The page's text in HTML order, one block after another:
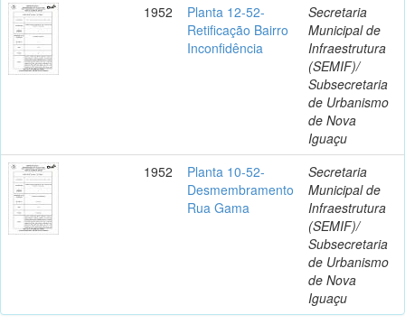
1952
Planta 12-52-
Retificação Bairro
Inconfidência
Secretaria
Municipal de
Infraestrutura
(SEMIF)/
Subsecretaria
de Urbanismo
de Nova
Iguaçu
1952
Planta 10-52-
Desmembramento
Rua Gama
Secretaria
Municipal de
Infraestrutura
(SEMIF)/
Subsecretaria
de Urbanismo
de Nova
Iguaçu